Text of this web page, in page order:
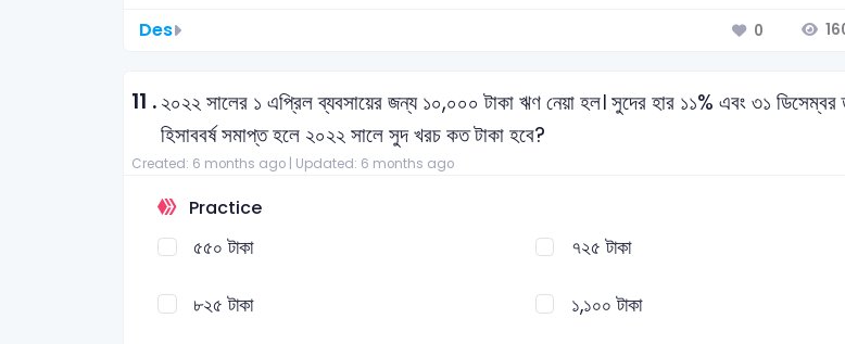
Des 0
11 .২০২২ সালের ১ এপ্রিল ব্যবসায়ের জন্য ১০,০০০ টাকা ঋণ নেয়া হল। সুদের হার ১১% এবং ৩১ ডিসেম্বর
হিসাববর্ষ সমাপ্ত হলে ২০২২ সালে সুদ খরচ কত টাকা হবে?
Created: 6 months ago | Updated: 6 months ago
Practice
৫৫০ টাকা ৭২৫ টাকা
৮২৫ টাকা ১,১০০ টাকা